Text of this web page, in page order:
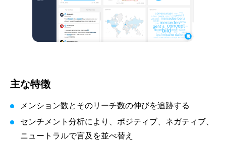
主な特徴
メンション数とそのリーチ数の伸びを追跡する
センチメント分析により、ポジティブ、ネガティブ、
ニュートラルで言及を並べ替え